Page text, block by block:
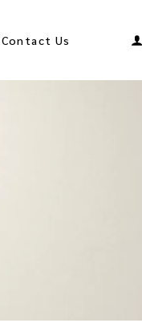
Contact Us